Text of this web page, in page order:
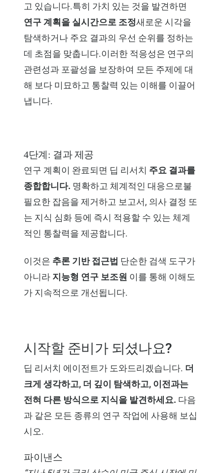
고 있습니다.특히 가치 있는 것을 발견하면
연구 계획을 실시간으로 조정새로운 시각을
탐색하거나 주요 결과의 우선 순위를 정하는
데 초점을 맞춥니다.이러한 적응성은 연구의
관련성과 포괄성을 보장하여 모든 주제에 대
해 보다 미묘하고 통찰력 있는 이해를 이끌어
냅니다.
4단계: 결과 제공
연구 계획이 완료되면 딥 리서치 주요 결과를
종합합니다. 명확하고 체계적인 대응으로불
필요한 잡음을 제거하고 보고서, 의사 결정 또
는 지식 심화 등에 즉시 적용할 수 있는 체계
적인 통찰력을 제공합니다.
이것은 추론 기반 접근법 단순한 검색 도구가
아니라 지능형 연구 보조원 이를 통해 이해도
가 지속적으로 개선됩니다.
시작할 준비가 되셨나요?
딥 리서치 에이전트가 도와드리겠습니다. 더
크게 생각하고, 더 깊이 탐색하고, 이전과는
전혀 다른 방식으로 지식을 발견하세요. 다음
과 같은 모든 종류의 연구 작업에 사용해 보십
시오.
파이낸스